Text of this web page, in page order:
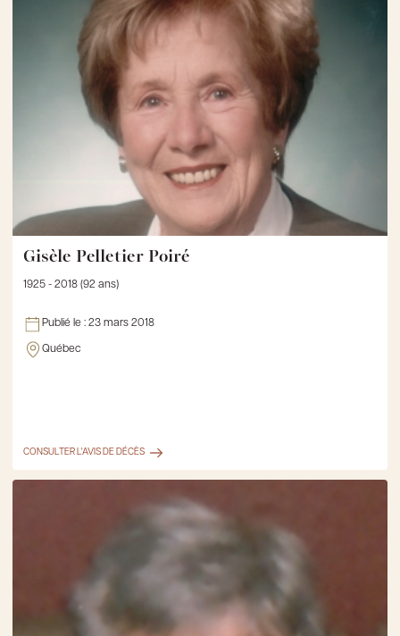
Gisèle Pelletier Poiré
1925 - 2018 (92 ans)
Publié le : 23 mars 2018
Québec
CONSULTER L'AVIS DE DÉCÈS